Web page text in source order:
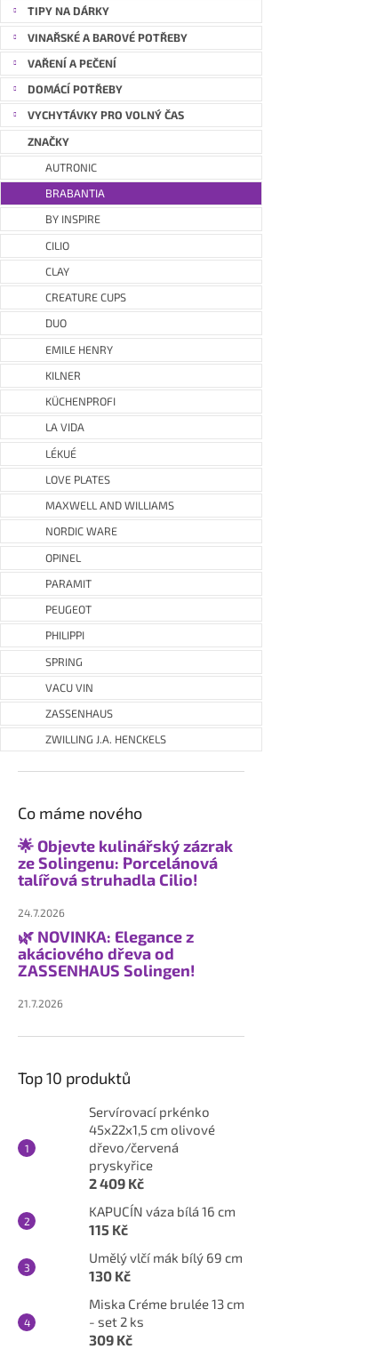
n
e
l
TIPY NA DÁRKY
VINAŘSKÉ A BAROVÉ POTŘEBY
VAŘENÍ A PEČENÍ
DOMÁCÍ POTŘEBY
VYCHYTÁVKY PRO VOLNÝ ČAS
ZNAČKY
AUTRONIC
BRABANTIA
BY INSPIRE
CILIO
CLAY
CREATURE CUPS
DUO
EMILE HENRY
KILNER
KÜCHENPROFI
LA VIDA
LÉKUÉ
LOVE PLATES
MAXWELL AND WILLIAMS
NORDIC WARE
OPINEL
PARAMIT
PEUGEOT
PHILIPPI
SPRING
VACU VIN
ZASSENHAUS
ZWILLING J.A. HENCKELS
Co máme nového
🌟 Objevte kulinářský zázrak
ze Solingenu: Porcelánová
talířová struhadla Cilio!
24.7.2026
🌿 NOVINKA: Elegance z
akáciového dřeva od
ZASSENHAUS Solingen!
21.7.2026
Top 10 produktů
Servírovací prkénko
45x22x1,5 cm olivové
dřevo/červená
pryskyřice
2 409 Kč
KAPUCÍN váza bílá 16 cm
115 Kč
Umělý vlčí mák bílý 69 cm
130 Kč
Miska Créme brulée 13 cm
- set 2 ks
309 Kč